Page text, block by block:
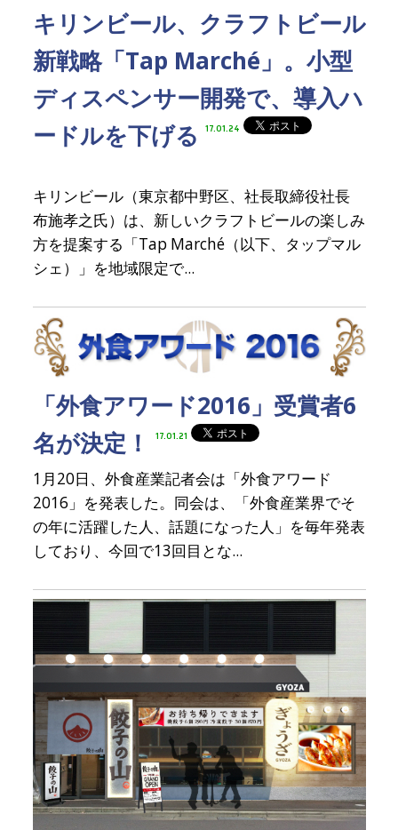
キリンビール、クラフトビール
新戦略「Tap Marché」。小型
ディスペンサー開発で、導入ハ
ードルを下げる
17.01.24
キリンビール（東京都中野区、社長取締役社長
布施孝之氏）は、新しいクラフトビールの楽しみ
方を提案する「Tap Marché（以下、タップマル
シェ）」を地域限定で...
「外食アワード2016」受賞者6
名が決定！
17.01.21
1月20日、外食産業記者会は「外食アワード
2016」を発表した。同会は、「外食産業界でそ
の年に活躍した人、話題になった人」を毎年発表
しており、今回で13回目とな...